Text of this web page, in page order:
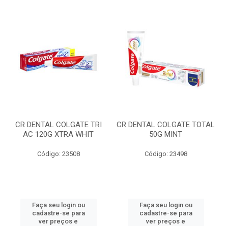
CR DENTAL COLGATE TRI
AC 120G XTRA WHIT
Código: 23508
Faça seu login ou
cadastre-se para
ver preços e
CR DENTAL COLGATE TOTAL
50G MINT
Código: 23498
Faça seu login ou
cadastre-se para
ver preços e